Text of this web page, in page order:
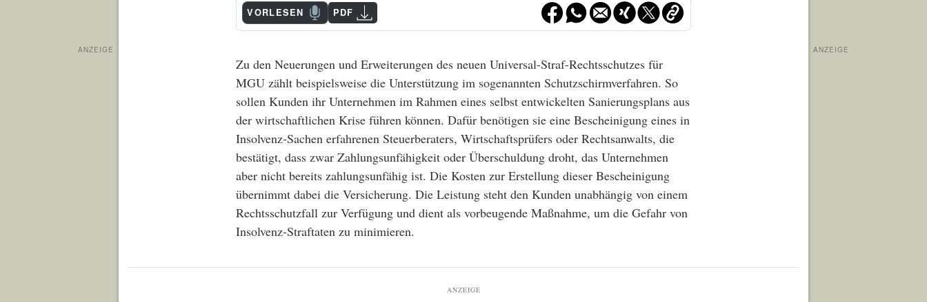
VORLESEN PDF
Zu den Neuerungen und Erweiterungen des neuen Universal-Straf-Rechtsschutzes für
MGU zählt beispielsweise die Unterstützung im sogenannten Schutzschirmverfahren. So
sollen Kunden ihr Unternehmen im Rahmen eines selbst entwickelten Sanierungsplans aus
der wirtschaftlichen Krise führen können. Dafür benötigen sie eine Bescheinigung eines in
Insolvenz-Sachen erfahrenen Steuerberaters, Wirtschaftsprüfers oder Rechtsanwalts, die
bestätigt, dass zwar Zahlungsunfähigkeit oder Überschuldung droht, das Unternehmen
aber nicht bereits zahlungsunfähig ist. Die Kosten zur Erstellung dieser Bescheinigung
übernimmt dabei die Versicherung. Die Leistung steht den Kunden unabhängig von einem
Rechtsschutzfall zur Verfügung und dient als vorbeugende Maßnahme, um die Gefahr von
Insolvenz-Straftaten zu minimieren.
ANZEIGE
ANZEIGE ANZEIGE